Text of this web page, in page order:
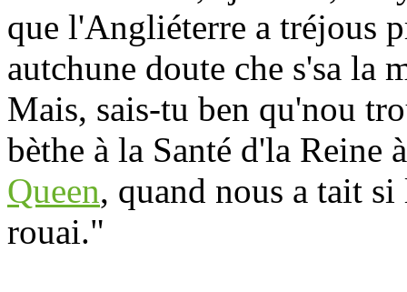
que l'Angliéterre a tréjous
autchune doute che s'sa la
Mais, sais-tu ben qu'nou
bèthe à la Santé d'la Reine
Queen, quand nous a tait
rouai."